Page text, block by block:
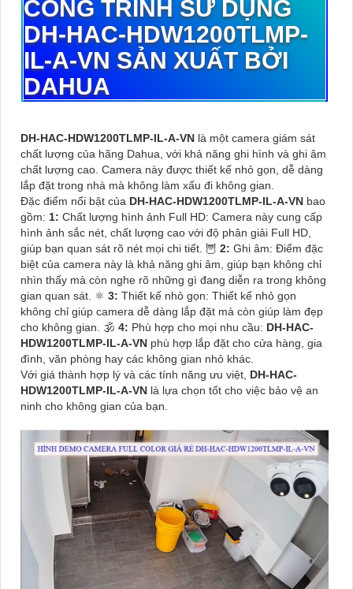
CÔNG TRÌNH SỬ DỤNG
DH-HAC-HDW1200TLMP-
IL-A-VN SẢN XUẤT BỞI
DAHUA
DH-HAC-HDW1200TLMP-IL-A-VN là một camera giám sát
chất lượng của hãng Dahua, với khả năng ghi hình và ghi âm
chất lượng cao. Camera này được thiết kế nhỏ gọn, dễ dàng
lắp đặt trong nhà mà không làm xấu đi không gian.
Đặc điểm nổi bật của DH-HAC-HDW1200TLMP-IL-A-VN bao
gồm: 1: Chất lượng hình ảnh Full HD: Camera này cung cấp
hình ảnh sắc nét, chất lượng cao với độ phân giải Full HD,
giúp bạn quan sát rõ nét mọi chi tiết. 🦉 2: Ghi âm: Điểm đặc
biệt của camera này là khả năng ghi âm, giúp bạn không chỉ
nhìn thấy mà còn nghe rõ những gì đang diễn ra trong không
gian quan sát. ⚛️ 3: Thiết kế nhỏ gọn: Thiết kế nhỏ gọn
không chỉ giúp camera dễ dàng lắp đặt mà còn giúp làm đẹp
cho không gian. 🕉️ 4: Phù hợp cho mọi nhu cầu: DH-HAC-
HDW1200TLMP-IL-A-VN phù hợp lắp đặt cho cửa hàng, gia
đình, văn phòng hay các không gian nhỏ khác.
Với giá thành hợp lý và các tính năng ưu việt, DH-HAC-
HDW1200TLMP-IL-A-VN là lựa chọn tốt cho việc bảo vệ an
ninh cho không gian của bạn.